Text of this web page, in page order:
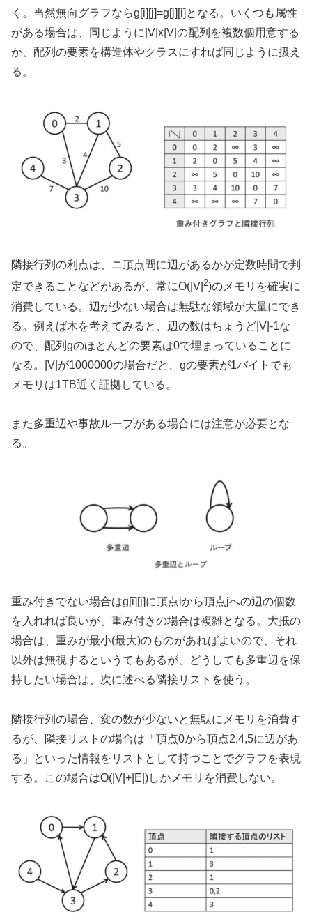
く。当然無向グラフならg[i][j]=g[j][i]となる。いくつも属性
がある場合は、同じように|V|x|V|の配列を複数個用意する
か、配列の要素を構造体やクラスにすれば同じように扱え
る。
隣接行列の利点は、ニ頂点間に辺があるかが定数時間で判
定できることなどがあるが、常にO(|V| 2)のメモリを確実に
消費している。辺が少ない場合は無駄な領域が大量にでき
る。例えば木を考えてみると、辺の数はちょうど|V|-1な
ので、配列gのほとんどの要素は0で埋まっていることに
なる。|V|が1000000の場合だと、gの要素が1バイトでも
メモリは1TB近く証拠している。
また多重辺や事故ループがある場合には注意が必要とな
る。
重み付きでない場合はg[i][j]に頂点iから頂点jへの辺の個数
を入れれば良いが、重み付きの場合は複雑となる。大抵の
場合は、重みが最小(最大)のものがあればよいので、それ
以外は無視するというてもあるが、どうしても多重辺を保
持したい場合は、次に述べる隣接リストを使う。
隣接行列の場合、変の数が少ないと無駄にメモリを消費す
るが、隣接リストの場合は「頂点0から頂点2,4,5に辺があ
る」といった情報をリストとして持つことでグラフを表現
する。この場合はO(|V|+|E|)しかメモリを消費しない。